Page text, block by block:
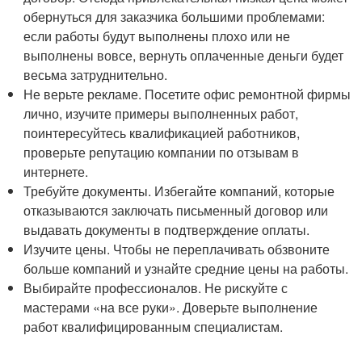
обернуться для заказчика большими проблемами:
если работы будут выполнены плохо или не
выполнены вовсе, вернуть оплаченные деньги будет
весьма затруднительно.
Не верьте рекламе. Посетите офис ремонтной фирмы
лично, изучите примеры выполненных работ,
поинтересуйтесь квалификацией работников,
проверьте репутацию компании по отзывам в
интернете.
Требуйте документы. Избегайте компаний, которые
отказываются заключать письменный договор или
выдавать документы в подтверждение оплаты.
Изучите цены. Чтобы не переплачивать обзвоните
больше компаний и узнайте средние цены на работы.
Выбирайте профессионалов. Не рискуйте с
мастерами «на все руки». Доверьте выполнение
работ квалифицированным специалистам.